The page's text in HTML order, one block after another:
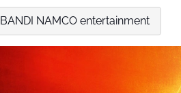
BANDI NAMCO entertainment